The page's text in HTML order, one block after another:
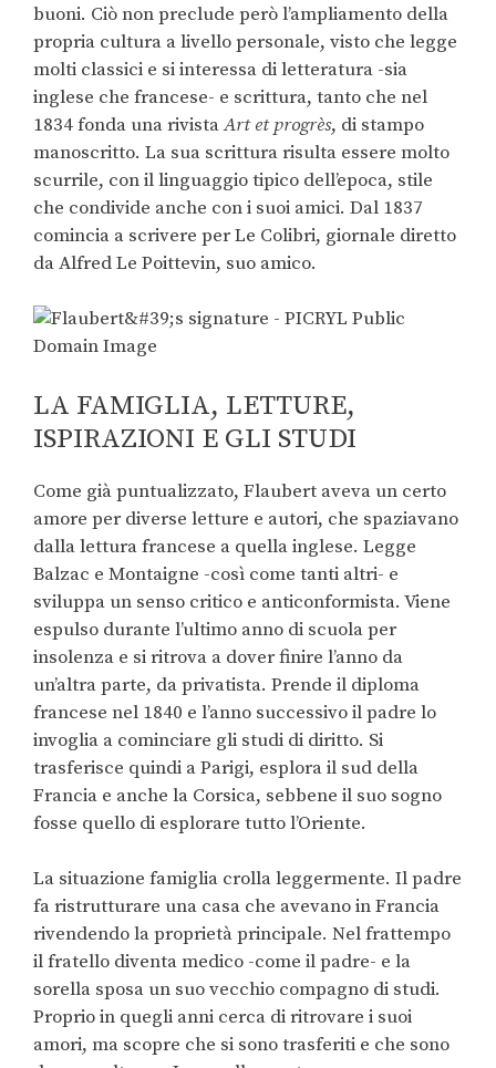
buoni. Ciò non preclude però l’ampliamento della
propria cultura a livello personale, visto che legge
molti classici e si interessa di letteratura -sia
inglese che francese- e scrittura, tanto che nel
1834 fonda una rivistaArt et progrès, di stampo
manoscritto. La sua scrittura risulta essere molto
scurrile, con il linguaggio tipico dell’epoca, stile
che condivide anche con i suoi amici. Dal 1837
comincia a scrivere per Le Colibri, giornale diretto
da Alfred Le Poittevin, suo amico.
LA FAMIGLIA, LETTURE,
ISPIRAZIONI E GLI STUDI
Come già puntualizzato, Flaubert aveva un certo
amore per diverse letture e autori, che spaziavano
dalla lettura francese a quella inglese. Legge
Balzac e Montaigne -così come tanti altri- e
sviluppa un senso critico e anticonformista. Viene
espulso durante l’ultimo anno di scuola per
insolenza e si ritrova a dover finire l’anno da
un’altra parte, da privatista. Prende il diploma
francese nel 1840 e l’anno successivo il padre lo
invoglia a cominciare gli studi di diritto. Si
trasferisce quindi a Parigi, esplora il sud della
Francia e anche la Corsica, sebbene il suo sogno
fosse quello di esplorare tutto l’Oriente.
La situazione famiglia crolla leggermente. Il padre
fa ristrutturare una casa che avevano in Francia
rivendendo la proprietà principale. Nel frattempo
il fratello diventa medico -come il padre- e la
sorella sposa un suo vecchio compagno di studi.
Proprio in quegli anni cerca di ritrovare i suoi
amori, ma scopre che si sono trasferiti e che sono